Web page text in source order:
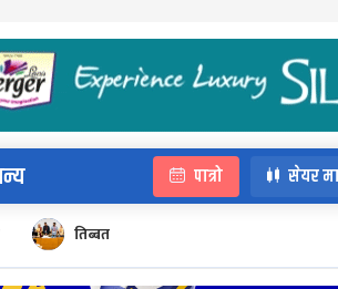
पात्रो सेयर
तिब्बत